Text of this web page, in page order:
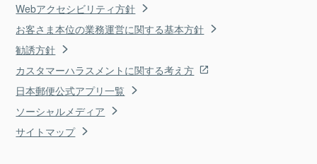
Webアクセシビリティ方針
お客さま本位の業務運営に関する基本方針
勧誘方針
カスタマーハラスメントに関する考え方
日本郵便公式アプリ一覧
ソーシャルメディア
サイトマップ